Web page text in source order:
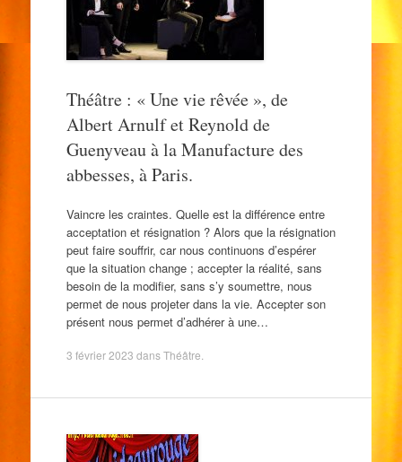
Théâtre : « Une vie rêvée », de
Albert Arnulf et Reynold de
Guenyveau à la Manufacture des
abbesses, à Paris.
Vaincre les craintes. Quelle est la différence entre
acceptation et résignation ? Alors que la résignation
peut faire souffrir, car nous continuons d’espérer
que la situation change ; accepter la réalité, sans
besoin de la modifier, sans s’y soumettre, nous
permet de nous projeter dans la vie. Accepter son
présent nous permet d’adhérer à une…
3 février 2023 dansThéâtre